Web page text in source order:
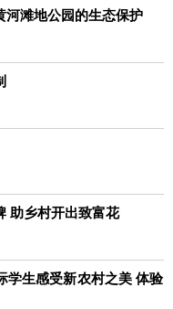
河滩地公园的生态保护
助乡村开出致富花
学生感受新农村之美 体验